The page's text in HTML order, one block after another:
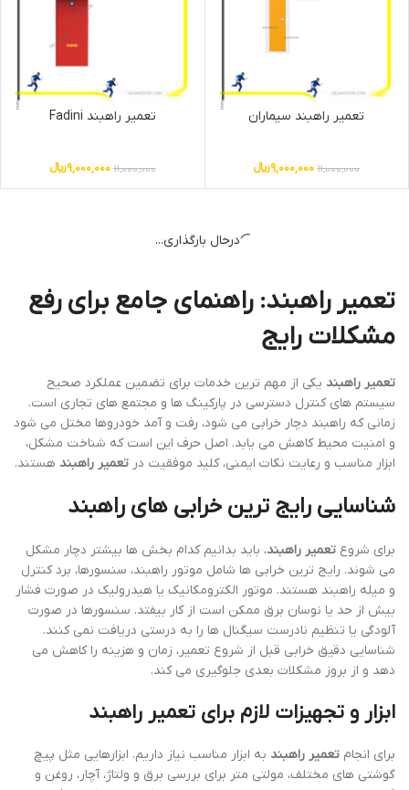
تعمیر راهبند سیماران
11,000,000
9,000,000﷼
تعمیر راهبند Fadini
11,000,000
9,000,000﷼
72,000,000
65,000,000﷼ 11,000,000
9,000,000 ﷼
-18%
تعمیر راهبند FAAC 615
11,000,000
9,000,000﷼
-18%
تعمیر راهبند فک B680
11,000,000
-18%
-2%